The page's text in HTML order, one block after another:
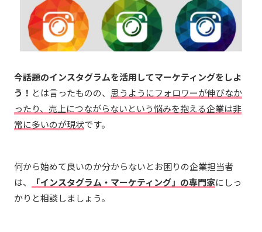
今話題のインスタグラムを活用してマーケティングをしよ
う！ とは言ったものの、 思うようにフォロワーが伸びなか
ったり、売上につながらないという悩みを抱える企業は非
常に多いのが現状です。
何から始めて良いのか分からないとお困りの企業担当者
は、
「インスタグラム・マーケティング」の専門家にしっ
かりと相談しましょう。